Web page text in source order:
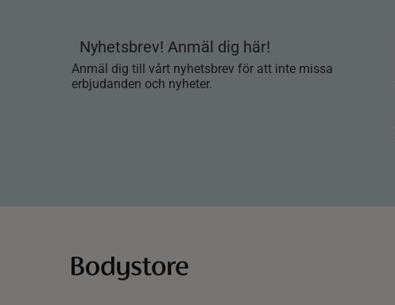
Nyhetsbrev! Anmäl dig här!
Anmäl dig till vårt nyhetsbrev för att inte missa
erbjudanden och nyheter.